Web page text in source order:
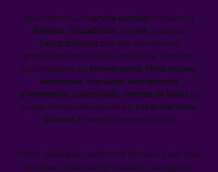
Nous offrons un service complet incluant la
livraison, l’installation, le repli, ainsi que
l’encadrementpar des animateurs
professionnels lorsque nécessaire. Jumploc
accompagne les anniversaires, fêtes locales,
kermesses, mariages, événements
d’entreprise, collectivités, centres de loisirs et
toutes les manifestations en Lot‑et‑Garonne,
Girondeet départements voisins.
Notre catalogue comprend des jeux pour tous
les âges : châteaux gonflables, toboggans,